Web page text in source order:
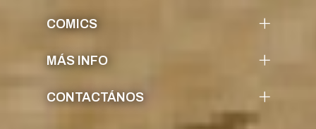
COMICS
MÁS INFO
CONTACTÁNOS